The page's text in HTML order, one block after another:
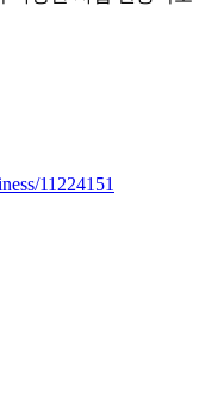
11224151